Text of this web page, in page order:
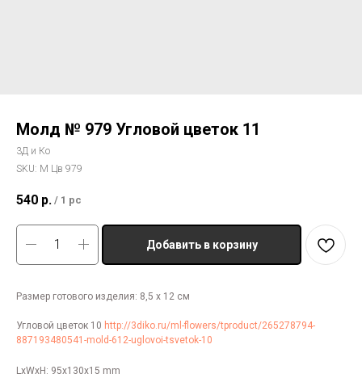
Молд № 979 Угловой цветок 11
3Д и Ко
SKU: М Цв 979
540 р. / 1 pc
Добавить в корзину
Размер готового изделия: 8,5 х 12 см
Угловой цветок 10 http://3diko.ru/ml-flowers/tproduct/265278794-
887193480541-mold-612-uglovoi-tsvetok-10
LxWxH: 95x130x15 mm